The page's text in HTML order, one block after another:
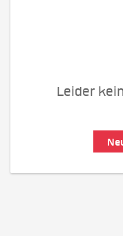
Leider